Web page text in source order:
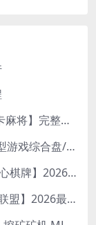
P598【创胜系列崇州地方玩法断勾卡麻将】完整服务器组件+双端APP+授权机+通用视频教程
D017【星链娱乐】全网独家首推大型游戏综合盘/体育/PG/电竟/电玩大型综合体
P597【运营级别二开五游大联盟/开心棋牌】2026最新整理完整服务器组件+双端APP+完美AI机器人+超详细视频教程
P596【汇友系列H5游戏欢乐至尊大联盟】2026最新整理Linux系统最新组件+搭建教程